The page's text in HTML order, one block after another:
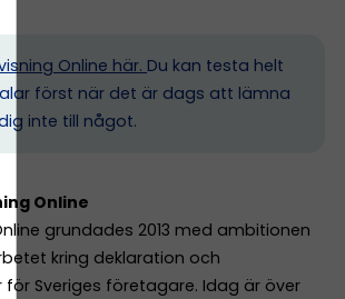
Online här. Du kan testa helt
först när det är dags att lämna
inte till något.
Online
grundades 2013 med ambitionen
kring deklaration och
Sveriges företagare. Idag är över